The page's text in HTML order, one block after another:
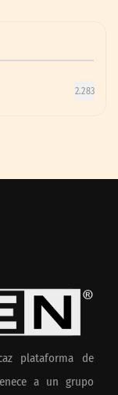
2.283
plataforma de
a un grupo